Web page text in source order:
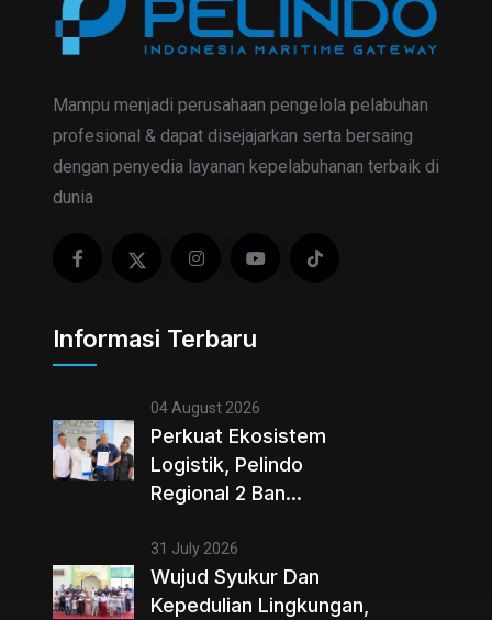
Mampu menjadi perusahaan pengelola pelabuhan
profesional & dapat disejajarkan serta bersaing
dengan penyedia layanan kepelabuhanan terbaik di
dunia
Informasi Terbaru
04 August 2026
Perkuat Ekosistem
Logistik, Pelindo
Regional 2 Ban...
31 July 2026
Wujud Syukur Dan
Kepedulian Lingkungan,